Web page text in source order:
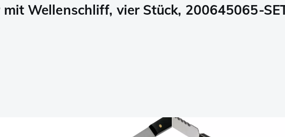
mit Wellenschliff, vier Stück, 200645065-